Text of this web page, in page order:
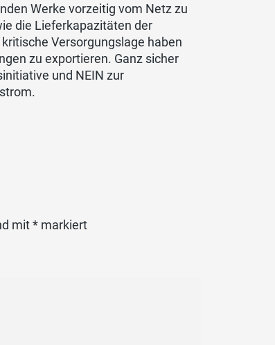
Werke vorzeitig vom Netz zu
die Lieferkapazitäten der
Versorgungslage haben
zu exportieren. Ganz sicher
und NEIN zur
mit* markiert